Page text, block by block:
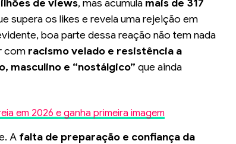
de views, mas acumula mais de 317
supera os likes e revela uma rejeição em
boa parte dessa reação não tem nada
com racismo velado e resistência a
masculino e “nostálgico” que ainda
em 2026 e ganha primeira imagem
A falta de preparação e confiança da